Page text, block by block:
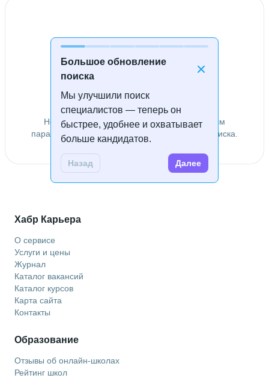
Большое обновление
поиска
Мы улучшили поиск
специалистов — теперь он
быстрее, удобнее и охватывает
больше кандидатов.
Назад Далее
Специалисты не найдены
Не удалось найти специалистов по заданным
параметрам. Попробуйте изменить условия поиска.
Хабр Карьера
О сервисе
Услуги и цены
Журнал
Каталог вакансий
Каталог курсов
Карта сайта
Контакты
Образование
Отзывы об онлайн-школах
Рейтинг школ